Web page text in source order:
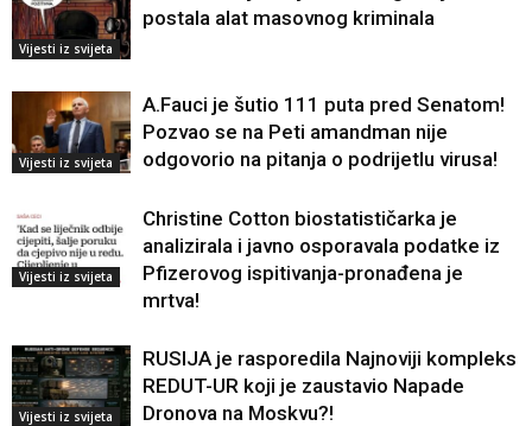
Vijesti iz svijeta
postala alat masovnog kriminala
Vijesti iz svijeta
A.Fauci je šutio 111 puta pred Senatom!
Pozvao se na Peti amandman nije
odgovorio na pitanja o podrijetlu virusa!
Vijesti iz svijeta
Christine Cotton biostatističarka je
analizirala i javno osporavala podatke iz
Pfizerovog ispitivanja-pronađena je
mrtva!
Vijesti iz svijeta
RUSIJA je rasporedila Najnoviji kompleks
REDUT-UR koji je zaustavio Napade
Dronova na Moskvu?!